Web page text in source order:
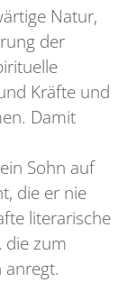
Natur,
der
Kräfte und
Damit
Sohn auf
die er nie
literarische
die zum